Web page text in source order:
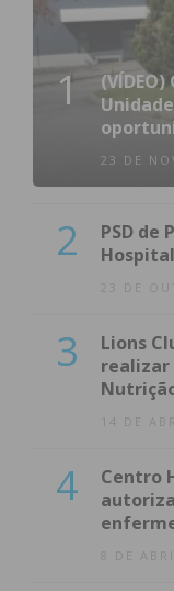
1
23 DE
2
PSD de
23 DE
3
Lions
realizar
14 DE
4
Centro
8 DE